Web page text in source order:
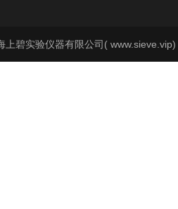
上碧实验仪器有限公司(